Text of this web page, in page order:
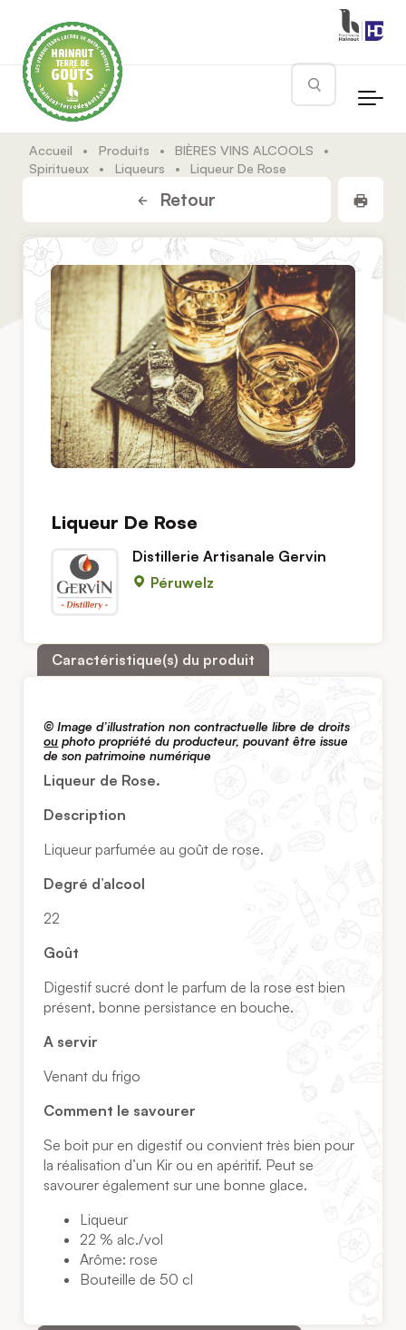
Rechercher
Accueil • Produits • BIÈRES VINS ALCOOLS
•
Spiritueux
• Liqueurs • Liqueur De Rose
Retour
Liqueur De Rose
Distillerie Artisanale Gervin
Péruwelz
Caractéristique(s) du produit
© Image d’illustration non contractuelle libre de droits
ou photo propriété du producteur, pouvant être issue
de son patrimoine numérique
Liqueur de Rose.
Description
Liqueur parfumée au goût de rose.
Degré d’alcool
22
Goût
Digestif sucré dont le parfum de la rose est bien
présent, bonne persistance en bouche.
A servir
Venant du frigo
Comment le savourer
Se boit pur en digestif ou convient très bien pour
la réalisation d’un Kir ou en apéritif. Peut se
savourer également sur une bonne glace.
Liqueur
22 % alc./vol
Arôme: rose
Bouteille de 50 cl